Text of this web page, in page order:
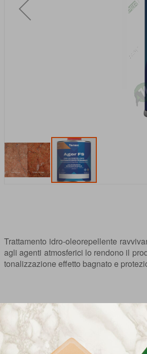
immagini
Trattamento idro-oleorepellente
agli agenti atmosferici lo rendono il
tonalizzazione effetto bagnato e